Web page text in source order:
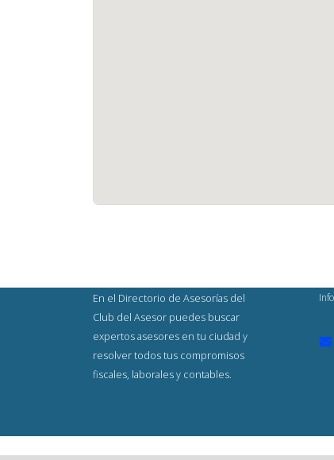
En el Directorio de Asesorías del
Club del Asesor puedes buscar
expertos asesores en tu ciudad y
resolver todos tus compromisos
fiscales, laborales y contables.